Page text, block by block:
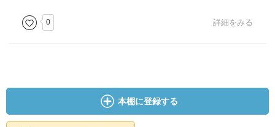
0 詳細をみる
本棚に登録する